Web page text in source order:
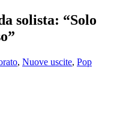
solista: “Solo
, Nuove uscite, Pop